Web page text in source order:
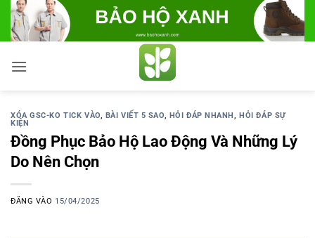
Bỏ
qua
nội
dung
XÓA GSC-KO TICK VÀO, BÀI VIẾT 5 SAO, HỎI ĐÁP NHANH, HỎI ĐÁP SỰ
KIỆN
Đồng Phục Bảo Hộ Lao Động Và Những Lý
Do Nên Chọn
ĐĂNG VÀO 15/04/2025